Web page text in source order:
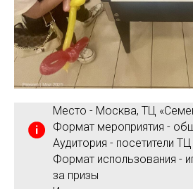
Место - Москва, ТЦ
Формат мероприятия -
Аудитория - посетители ТЦ
Формат использования -
за призы